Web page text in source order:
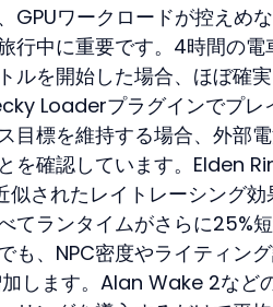
GPUワークロードが控えめ
行中に重要です。4時間の
ルを開始した場合、ほぼ確
Loaderプラグインでプ
目標を維持する場合、外部
を確認しています。Elden
似されたレイトレーシング
てランタイムがさらに25%
も、NPC密度やライティン
します。Alan Wake 2など